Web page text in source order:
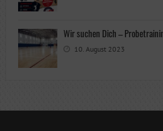
Wir suchen Dich –
10. August 2023